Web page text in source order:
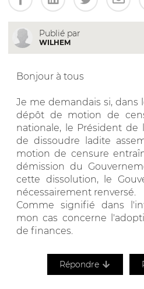
Publié par
WILHEM
Bonjour à tous
Je me demandais si, dans
dépôt de motion de
nationale, le Président de
de dissoudre ladite
motion de censure
démission du
cette dissolution, le
nécessairement renversé.
Comme signifié dans
mon cas concerne
de finances.
Répondre